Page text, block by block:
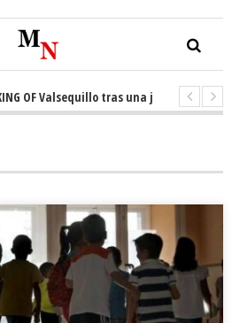
Valsequillo tras una jornada de